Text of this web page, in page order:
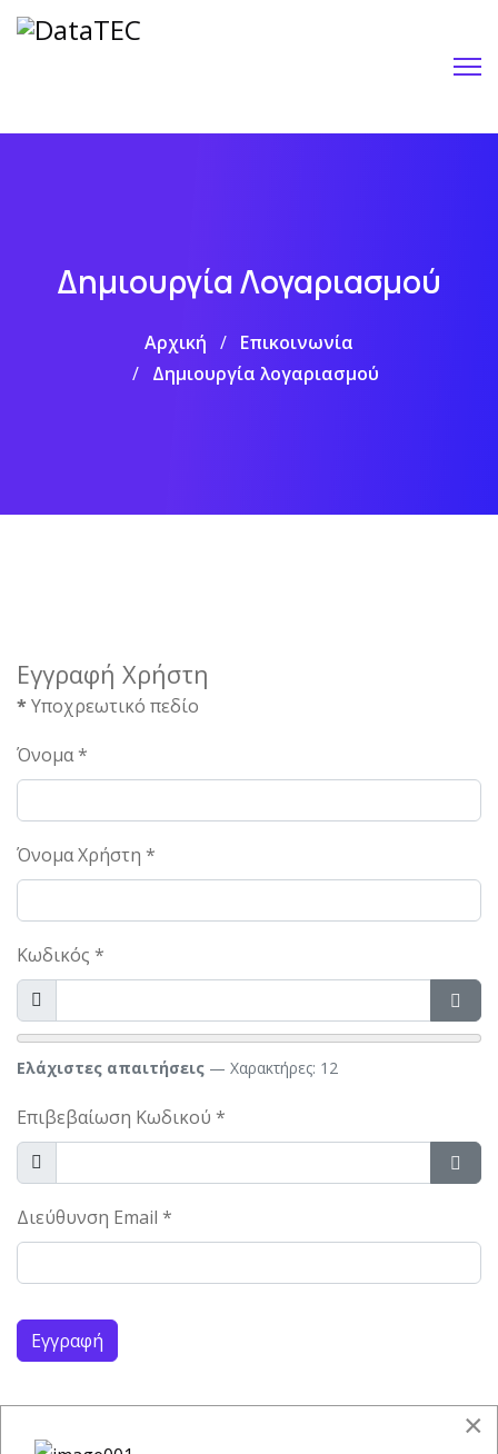
Δημιουργία Λογαριασμού
Αρχική
Επικοινωνία
Δημιουργία λογαριασμού
Εγγραφή Χρήστη
*Υποχρεωτικό πεδίο
Όνομα*
Όνομα Χρήστη *
Κωδικός *
Προβολή
Ελάχιστες απαιτήσεις — Χαρακτήρες: 12
Επιβεβαίωση Κωδικού *
Προβολή
Διεύθυνση Email *
Captcha*
Εγγραφή
×